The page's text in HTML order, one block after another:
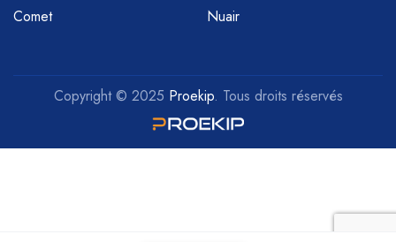
Comet
Nuair
Copyright © 2025 Proekip. Tous droits réservés